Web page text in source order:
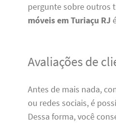
pergunte sobre outros
móveis em Turiaçu RJ
Avaliações de
Antes de mais nada,
ou redes sociais, é
Dessa forma, você